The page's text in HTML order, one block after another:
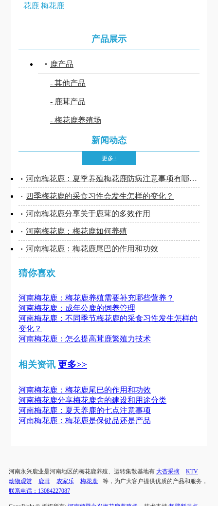
花鹿 梅花鹿
产品展示
鹿产品
- 其他产品
- 鹿茸产品
- 梅花鹿养殖场
新闻动态
更多+
河南梅花鹿：夏季养殖梅花鹿防病注意事项有哪些？
四季梅花鹿的采食习性会发生怎样的变化？
河南梅花鹿分享关于鹿茸的多效作用
河南梅花鹿：梅花鹿如何养殖
河南梅花鹿：梅花鹿尾巴的作用和功效
猜你喜欢
河南梅花鹿：梅花鹿养殖需要补充哪些营养？
河南梅花鹿：成年公鹿的饲养管理
河南梅花鹿：不同季节梅花鹿的采食习性发生怎样的
变化？
河南梅花鹿：怎么提高茸鹿繁殖力技术
相关资讯 更多>>
河南梅花鹿：梅花鹿尾巴的作用和功效
河南梅花鹿分享梅花鹿舍的建设和用途分类
河南梅花鹿：夏天养鹿的七点注意事项
河南梅花鹿：梅花鹿是保健品还是产品
河南永兴鹿业是河南地区的梅花鹿养殖、运转集散基地有 大杏采摘
KTV
动物观赏
鹿茸 农家乐 梅花鹿
等，为广大客户提供优质的产品和服务，
联系电话：13084227087